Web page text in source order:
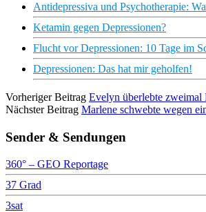
Antidepressiva und Psychotherapie:
Ketamin gegen Depressionen?
Flucht vor Depressionen: 10 Tage im
Depressionen: Das hat mir geholfen!
Vorheriger Beitrag Evelyn überlebte zweimal
Nächster Beitrag Marlene schwebte wegen
Sender & Sendungen
360° – GEO Reportage
37 Grad
3sat